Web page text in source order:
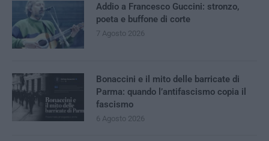
Addio a Francesco Guccini: stronzo,
poeta e buffone di corte
7 Agosto 2026
Bonaccini e il mito delle barricate di
Parma: quando l’antifascismo copia il
fascismo
6 Agosto 2026